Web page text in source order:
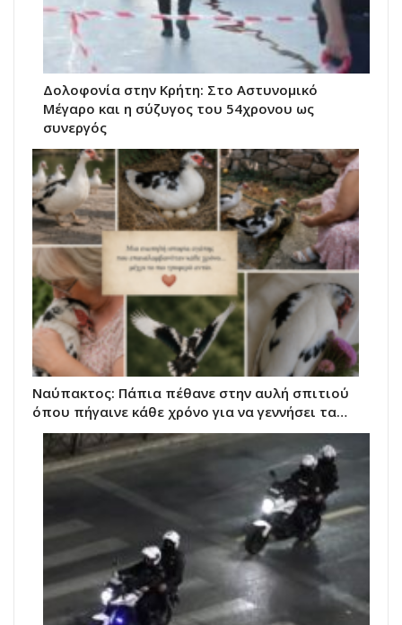
Δολοφονία στην Κρήτη: Στο Αστυνομικό
Μέγαρο και η σύζυγος του 54χρονου ως
συνεργός
Ναύπακτος: Πάπια πέθανε στην αυλή σπιτιού
όπου πήγαινε κάθε χρόνο για να γεννήσει τα…